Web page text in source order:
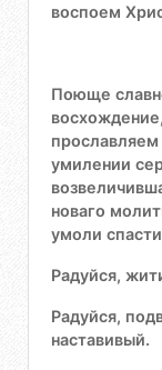
воспоем
Поюще
умилении
новаго
умоли
Радуйся,
Радуйся,
наставивый.